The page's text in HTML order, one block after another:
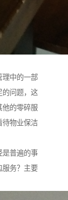
理中的一部
的问题，这
他的零碎服
待物业保洁
是普遍的事
服务？主要